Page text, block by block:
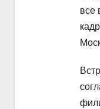
все